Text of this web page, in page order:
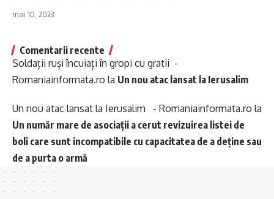
mai 10, 2023
Comentarii recente
Soldații ruși încuiați în gropi cu gratii -
Romaniainformata.ro la Un nou atac lansat la Ierusalim
Un nou atac lansat la Ierusalim - Romaniainformata.ro la
Un număr mare de asociații a cerut revizuirea listei de
boli care sunt incompatibile cu capacitatea de a deține sau
de a purta o armă